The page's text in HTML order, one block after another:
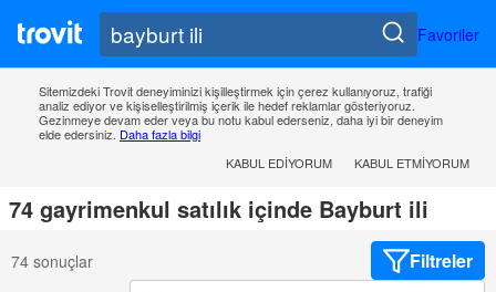
Favoriler
Sitemizdeki Trovit deneyiminizi kişilleştirmek için çerez kullanıyoruz, trafiği
analiz ediyor ve kişiselleştirilmiş içerik ile hedef reklamlar gösteriyoruz.
Gezinmeye devam eder veya bu notu kabul ederseniz, daha iyi bir deneyim
elde edersiniz. Daha fazla bilgi
KABUL EDIYORUM
KABUL ETMIYORUM
74 gayrimenkul satılık içinde Bayburt ili
74 sonuçlar Filtreler